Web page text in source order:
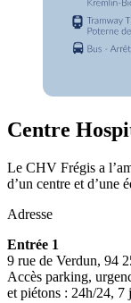
Centre
Le CHV Frégis a
d’un centre et d’une
Adresse
Entrée 1
9 rue de Verdun, 94
Accès parking,
et piétons : 24h/24, 7